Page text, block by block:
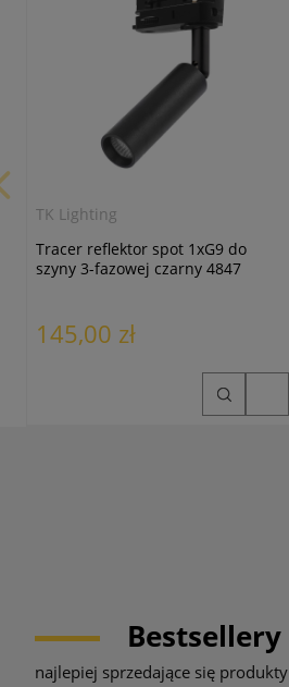
TK Lighting
Tracer reflektor spot 1xG9 do
szyny 3-fazowej czarny 4847
145,00 zł
Bestsellery
najlepiej sprzedające się produkty